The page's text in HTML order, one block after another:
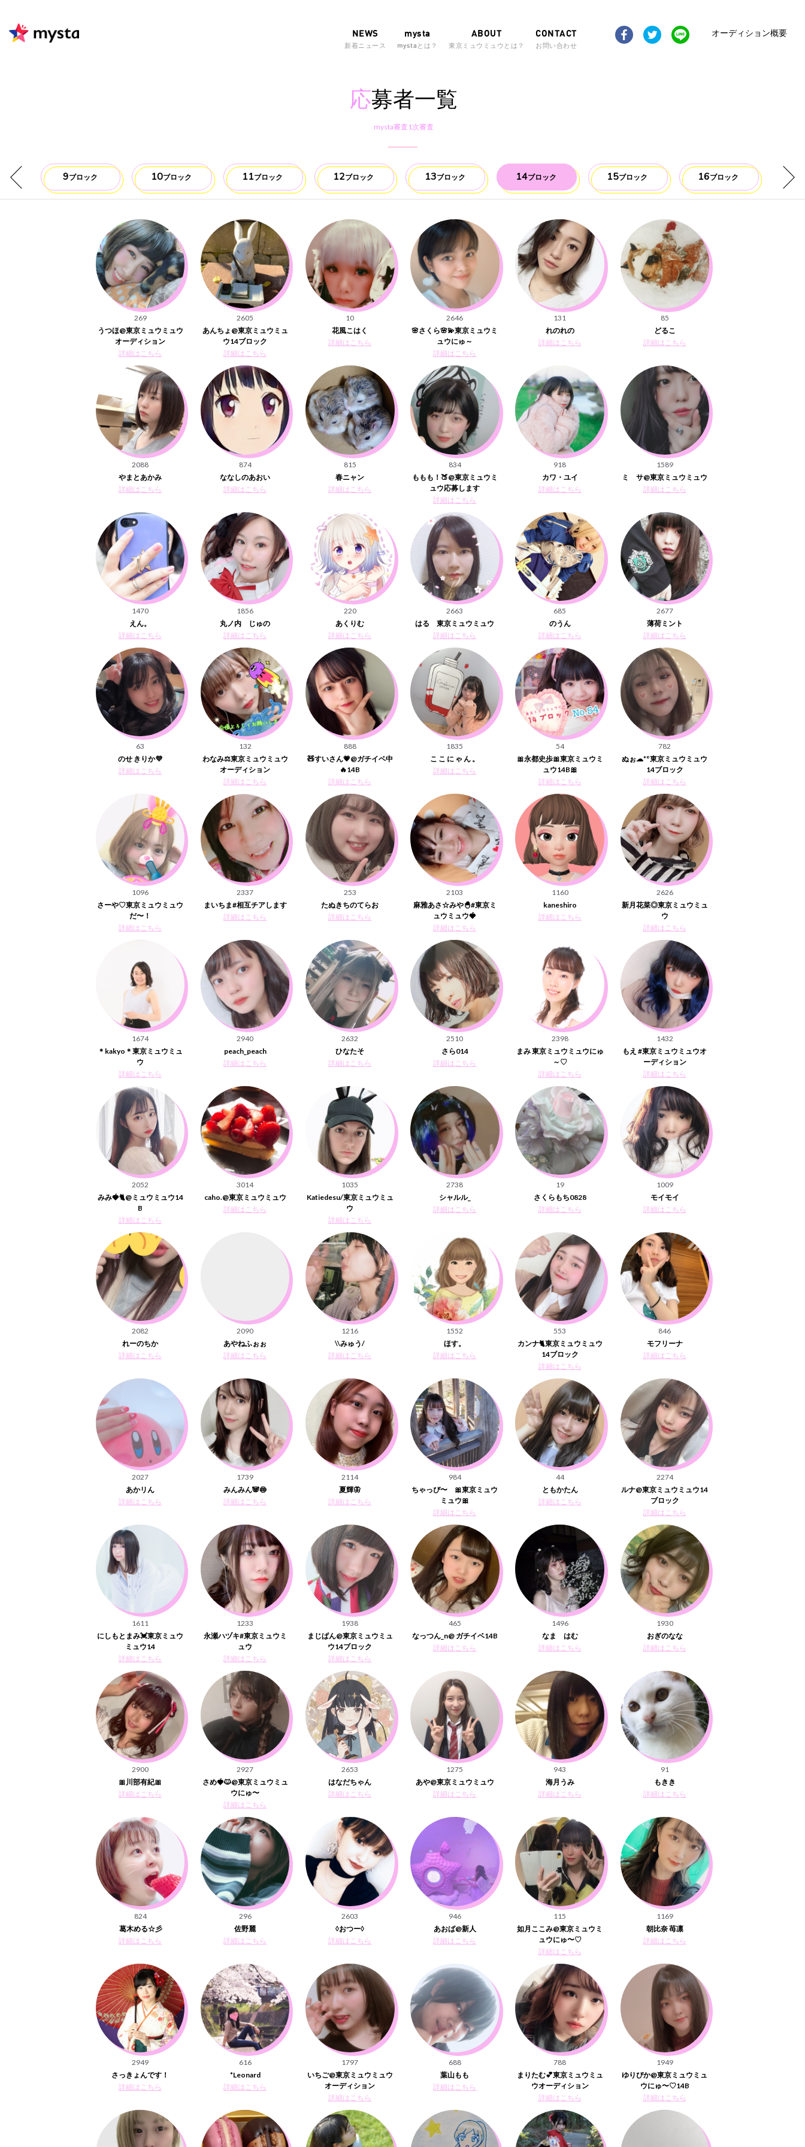
NEWS
新着ニュース
mysta
mystaとは？
ABOUT
東京ミュウミュウとは？
CONTACT
お問い合わせ
オーディション概要
応募者一覧
mysta審査1次審査
9ブロック 10ブロック 11ブロック 12ブロック 13ブロック 14ブロック 15ブロック 16ブロック 17
269
うつほ@東京ミュウミュウ
オーディション
詳細はこちら
2605
あんちょ@東京ミュウミュ
ウ14ブロック
詳細はこちら
10
花風こはく
詳細はこちら
2646
🌸さくら🌸💫東京ミュウミ
ュウにゅ～
詳細はこちら
131
れのれの
詳細はこちら
85
どるこ
詳細はこちら
2088
やまとあかみ
詳細はこちら
874
ななしのあおい
詳細はこちら
815
春ニャン
詳細はこちら
834
ももも！🍑@東京ミュウミ
ュウ応募します
詳細はこちら
918
カワ・ユイ
詳細はこちら
1589
ミ サ@東京ミュウミュウ
詳細はこちら
1470
えん。
詳細はこちら
1856
丸ノ内 じゅの
詳細はこちら
220
あくりむ
詳細はこちら
2663
はる 東京ミュウミュウ
詳細はこちら
685
のうん
詳細はこちら
2677
薄荷ミント
詳細はこちら
63
のせ きりか💜
詳細はこちら
132
わなみ⚖️東京ミュウミュウ
オーディション
詳細はこちら
888
🧸すいさん💗@ガチイベ中
🔥14B
詳細はこちら
1835
こ こ に ゃ ん 。
詳細はこちら
54
🎀永都史歩🎀東京ミュウミ
ュウ14B🎀
詳細はこちら
782
ぬぉ☁*°東京ミュウミュウ
14ブロック
詳細はこちら
1096
さーや♡東京ミュウミュウ
だ〜！
詳細はこちら
2337
まいちま#相互チアします
詳細はこちら
253
たぬきちのてらお
詳細はこちら
2103
麻雅あさ☆みや🐣#東京ミ
ュウミュウ🍓
詳細はこちら
1160
kaneshiro
詳細はこちら
2626
新月花菜◎東京ミュウミュ
ウ
詳細はこちら
1674
＊kakyo＊東京ミュウミュ
ウ
詳細はこちら
2940
peach_peach
詳細はこちら
2632
ひなたそ
詳細はこちら
2510
さら014
詳細はこちら
2398
まみ 東京ミュウミュウにゅ
～♡
詳細はこちら
1432
もえ #東京ミュウミュウオ
ーディション
詳細はこちら
2052
みみ🍓🐈@ミュウミュウ14
B
詳細はこちら
3014
caho.@東京ミュウミュウ
詳細はこちら
1035
Katiedesu/東京ミュウミュ
ウ
詳細はこちら
2738
シャルル_
詳細はこちら
19
さくらもち0828
詳細はこちら
1009
モイモイ
詳細はこちら
2082
れーのちか
詳細はこちら
2090
あやねふぉぉ
詳細はこちら
1216
\\みゅう/
詳細はこちら
1552
ほす。
詳細はこちら
553
カンナ🐈東京ミュウミュウ
14ブロック
詳細はこちら
846
モフリーナ
詳細はこちら
2027
あかリん
詳細はこちら
1739
みんみん🐼🍥
詳細はこちら
2114
夏輝🦋
詳細はこちら
984
ちゃっぴ〜 🎀東京ミュウ
ミュウ🎀
詳細はこちら
44
ともかたん
詳細はこちら
2274
ルナ@東京ミュウミュウ14
ブロック
詳細はこちら
1611
にしもとまみ💓東京ミュウ
ミュウ14
詳細はこちら
1233
永瀬ハヅキ#東京ミュウミ
ュウ
詳細はこちら
1938
まじぱん@東京ミュウミュ
ウ14ブロック
詳細はこちら
465
なっつん_n@ ガチイベ14B
詳細はこちら
1496
なま はむ
詳細はこちら
1930
おぎのなな
詳細はこちら
2900
🎀川部有紀🎀
詳細はこちら
2927
さめ🍓🐱@東京ミュウミュ
ウにゅ〜
詳細はこちら
2653
はなだちゃん
詳細はこちら
1275
あや@東京ミュウミュウ
詳細はこちら
943
海月うみ
詳細はこちら
91
もきき
詳細はこちら
824
葛木める☆彡
詳細はこちら
296
佐野麗
詳細はこちら
2603
◊おつー◊
詳細はこちら
946
あおば@新人
詳細はこちら
115
如月ここみ@東京ミュウミ
ュウにゅ〜♡
詳細はこちら
1169
朝比奈 苺凛
詳細はこちら
2949
さっきょんです！
詳細はこちら
616
*Leonard
詳細はこちら
1797
いちご@東京ミュウミュウ
オーディション
詳細はこちら
688
葉山もも
詳細はこちら
788
まりたむ💕東京ミュウミュ
ウオーディション
詳細はこちら
1949
ゆりぴか@東京ミュウミュ
ウにゅ〜♡14B
詳細はこちら